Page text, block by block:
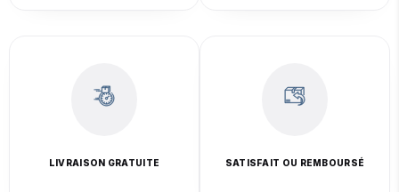
LIVRAISON GRATUITE SATISFAIT OU REMBOURSÉ